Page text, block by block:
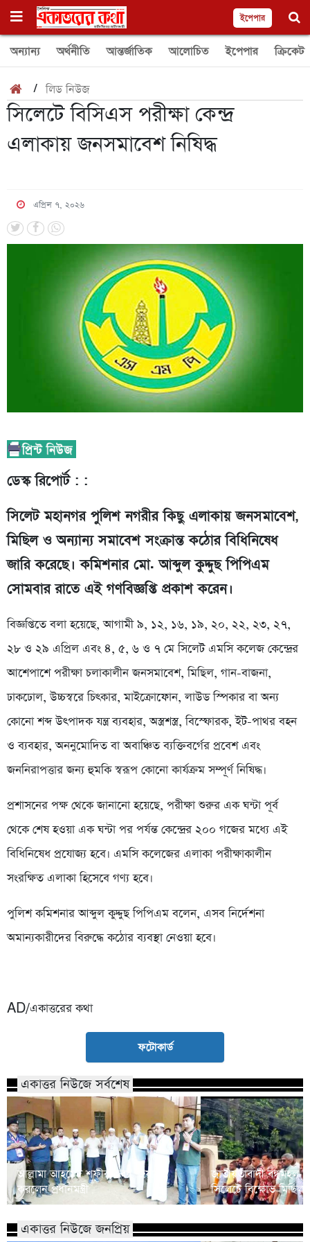
ইপেপার
অন্যান্য অর্থনীতি আন্তর্জাতিক আলোচিত ইপেপার ক্রিকেট
/লিড নিউজ
সিলেটে বিসিএস পরীক্ষা কেন্দ্র
এলাকায় জনসমাবেশ নিষিদ্ধ
এপ্রিল ৭, ২০২৬
ডেস্ক রিপোর্ট : :
সিলেট মহানগর পুলিশ নগরীর কিছু এলাকায় জনসমাবেশ,
মিছিল ও অন্যান্য সমাবেশ সংক্রান্ত কঠোর বিধিনিষেধ
জারি করেছে। কমিশনার মো. আব্দুল কুদ্দুছ পিপিএম
সোমবার রাতে এই গণবিজ্ঞপ্তি প্রকাশ করেন।
বিজ্ঞপ্তিতে বলা হয়েছে, আগামী ৯, ১২, ১৬, ১৯, ২০, ২২, ২৩, ২৭,
২৮ ও ২৯ এপ্রিল এবং ৪, ৫, ৬ ও ৭ মে সিলেট এমসি কলেজ কেন্দ্রের
আশেপাশে পরীক্ষা চলাকালীন জনসমাবেশ, মিছিল, গান-বাজনা,
ঢাকঢোল, উচ্চস্বরে চিৎকার, মাইক্রোফোন, লাউড স্পিকার বা অন্য
কোনো শব্দ উৎপাদক যন্ত্র ব্যবহার, অস্ত্রশস্ত্র, বিস্ফোরক, ইট-পাথর বহন
ও ব্যবহার, অননুমোদিত বা অবাঞ্চিত ব্যক্তিবর্গের প্রবেশ এবং
জননিরাপত্তার জন্য হুমকি স্বরূপ কোনো কার্যক্রম সম্পূর্ণ নিষিদ্ধ।
প্রশাসনের পক্ষ থেকে জানানো হয়েছে, পরীক্ষা শুরুর এক ঘন্টা পূর্ব
থেকে শেষ হওয়া এক ঘন্টা পর পর্যন্ত কেন্দ্রের ২০০ গজের মধ্যে এই
বিধিনিষেধ প্রযোজ্য হবে। এমসি কলেজের এলাকা পরীক্ষাকালীন
সংরক্ষিত এলাকা হিসেবে গণ্য হবে।
পুলিশ কমিশনার আব্দুল কুদ্দুছ পিপিএম বলেন, এসব নির্দেশনা
অমান্যকারীদের বিরুদ্ধে কঠোর ব্যবস্থা নেওয়া হবে।
AD/একাত্তরের কথা
ফটোকার্ড
একাত্তর নিউজে সর্বশেষ
আল্লামা আহমেদ শফীর কবর জিয়ারত
করলেন প্রধানমন্ত্রী
জাতীয়তাবাদী বন্ধুমহল
সিলেটে বিক্ষোভ
একাত্তর নিউজে জনপ্রিয়